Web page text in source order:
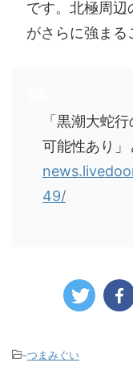
です。北極周
がさらに強まる
「黒潮大蛇
可能性あり
49/
-つまみぐい